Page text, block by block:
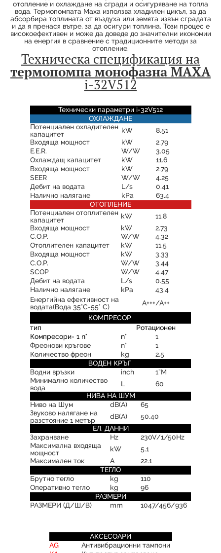
отопление и охлаждане на сгради и осигуряване на топла
вода. Термопомпата Maxa използва хладилен цикъл, за да
абсорбира топлината от въздуха или земята извън сградата
и да я пренася вътре, за да осигури топлина. Този процес е
високоефективен и може да доведе до значителни икономии
на енергия в сравнение с традиционните методи за
отопление.
Техническа спецификация на
термопомпа монофазна MAXA
i-32V512
Технически параметри i-32V512
ОХЛАЖДАНЕ
Потенциален охладителен
капацитет
kW
8.51
Входяща мощност
kW
2.79
E.E.R.
W/W
3.05
Охлаждащ капацитет
kW
11.6
Входяща мощност
kW
2.79
SEER
W/W
4.25
Дебит на водата
L/s
0.41
Налично налягане
kPa
63.4
ОТОПЛЕНИЕ
Потенциален отоплителен
капацитет
kW
11.8
Входяща мощност
kW
2.73
C.O.P.
W/W
4.32
Отоплителен капацитет
kW
11.5
Входяща мощност
kW
3.33
C.O.P.
W/W
3.44
SCOP
W/W
4.47
Дебит на водата
L/s
0.55
Налично налягане
kPa
43.4
Енергийна ефективност на
водата(Вода 35°C-55° C)
А+++/А++
КОМПРЕСОР
тип
Ротационен
Компресори- 1 n°
n°
1
Фреонови кръгове
n°
1
Количество фреон
kg
2.5
ВОДЕН КРЪГ
Водни връзки
inch
1”M
Минимално количество
вода
L
60
НИВА НА ШУМ
Ниво на Шум
dB(A)
65
Звуково налягане на
разстояние 1 метър
dB(A)
50.40
ЕЛ. ДАННИ
Захранване
Hz
230V/1/50Hz
Максимална входяща
мощност
kW
5.1
Максимален ток
А
22.1
ТЕГЛО
Брутно тегло
kg
110
Оперативно тегло
kg
96
РАЗМЕРИ
РАЗМЕРИ (Д/Ш/В)
mm 1047/456/936
АКСЕСОАРИ
AG
Антивибрационни тампони